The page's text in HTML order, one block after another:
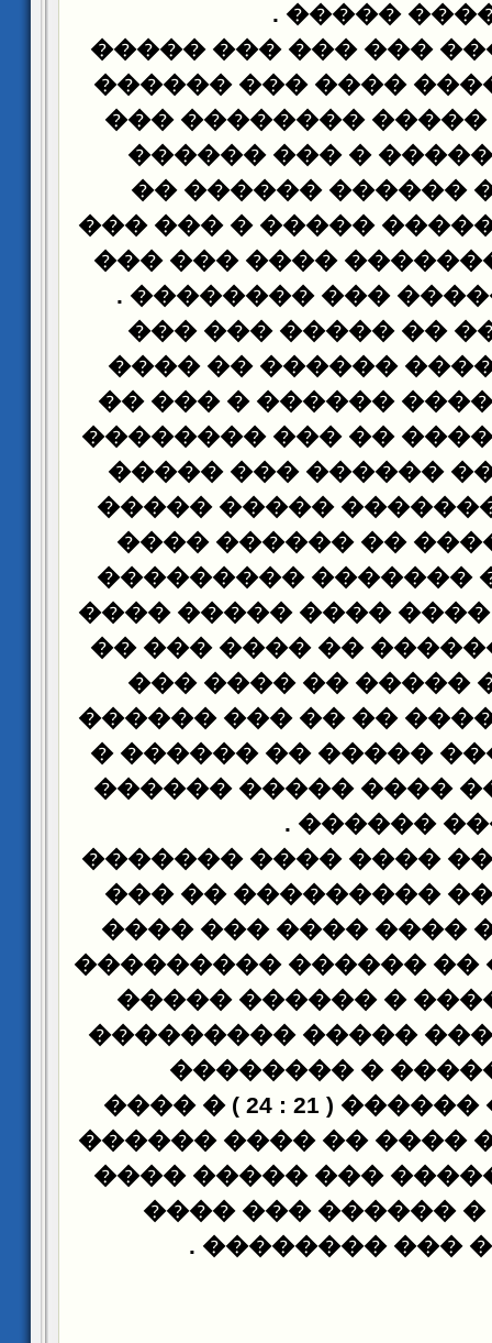
�����
.
����� ��� ��� ���
�� ����� ����� ����
�� ���� �� �����
����� �� ����� �
������ �� ������
������ ��� �����
����� ��� �������
������ ������
.
�� ������� ��
������ ������
��� ��� �� ����
���� ��� ������ ��
�������� ��
���� ���� �������
������ � ���� ��
���� �� ���
���� � ���� ����
��� ��� �������� ��
������ �� �����
������ � ������ ��
��� ���� ���� �����
������ �� �� ����
���
.
��� ��� ����� ����
���� �� ����
����� � ��� ����
����� ����� ��
�� ��� ������ �
������� �����
����� ����� �
: 24 )
� ����
����� �� ��� ���� ��
��� ��� ������� ���
������� � ������
������ ���
.